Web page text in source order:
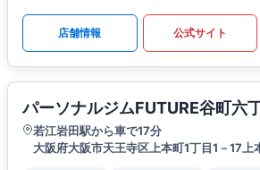
店舗情報 公式サイト
パーソナルジムFUTURE谷町六
若江岩田駅から車で17分
大阪府大阪市天王寺区上本町1丁目1－17上